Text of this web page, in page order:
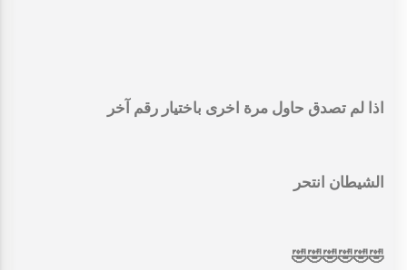
اذا لم تصدق حاول مرة اخرى باختيار رقم آخر
الشيطان انتحر
🤣🤣🤣🤣🤣🤣